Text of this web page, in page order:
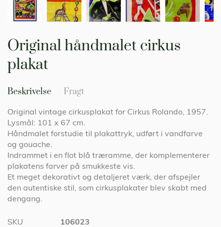
Original håndmalet cirkus
plakat
Beskrivelse
Original vintage cirkusplakat for Cirkus Rolando, 1957.
Lysmål: 101 x 67 cm.
Håndmalet forstudie til plakattryk, udført i vandfarve
og gouache.
Indrammet i en flot blå træramme, der komplementerer
plakatens farver på smukkeste vis.
Et meget dekorativt og detaljeret værk, der afspejler
den autentiske stil, som cirkusplakater blev skabt med
dengang.
Specifikationer
SKU
106023
Fragt
starten
billedgalleriet